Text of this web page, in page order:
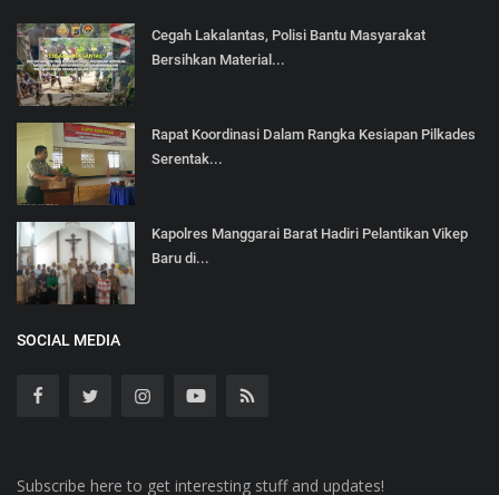
Cegah Lakalantas, Polisi Bantu Masyarakat
Bersihkan Material...
Rapat Koordinasi Dalam Rangka Kesiapan Pilkades
Serentak...
Kapolres Manggarai Barat Hadiri Pelantikan Vikep
Baru di...
SOCIAL MEDIA
Subscribe here to get interesting stuff and updates!